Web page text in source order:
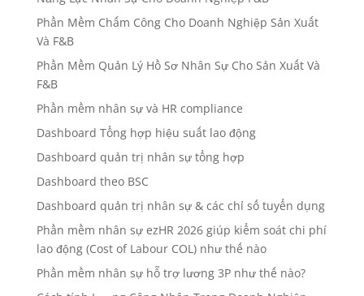
Phần Mềm Chấm Công Cho Doanh Nghiệp Sản Xuất
Và F&B
Phần Mềm Quản Lý Hồ Sơ Nhân Sự Cho Sản Xuất Và
F&B
Phần mềm nhân sự và HR compliance
Dashboard Tổng hợp hiệu suất lao động
Dashboard quản trị nhân sự tổng hợp
Dashboard theo BSC
Dashboard quản trị nhân sự & các chỉ số tuyển dụng
Phần mềm nhân sự ezHR 2026 giúp kiểm soát chi phí
lao động (Cost of Labour COL) như thế nào
Phần mềm nhân sự hỗ trợ lương 3P như thế nào?